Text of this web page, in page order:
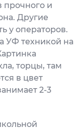
прочного и
Другие
у операторов.
УФ техникой на
торцы, там
в цвет
2-3